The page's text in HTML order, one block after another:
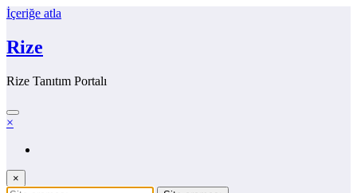
İçeriğe atla
Rize
Rize Tanıtım Portalı
×
×